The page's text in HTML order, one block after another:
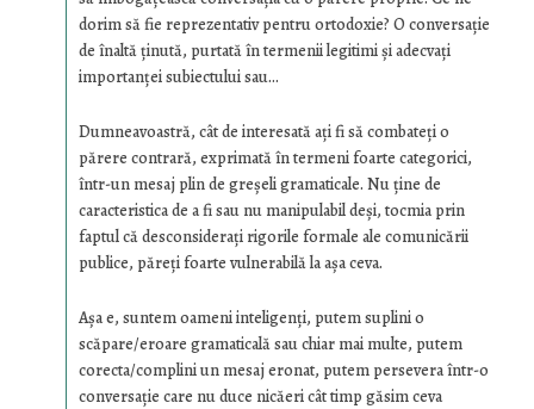
dorim să fie reprezentativ pentru ortodoxie? O conversaţie
de înaltă ţinută, purtată în termenii legitimi şi adecvaţi
importanţei subiectului sau…
Dumneavoastră, cât de interesată aţi fi să combateţi o
părere contrară, exprimată în termeni foarte categorici,
într-un mesaj plin de greşeli gramaticale. Nu ţine de
caracteristica de a fi sau nu manipulabil deşi, tocmia prin
faptul că desconsideraţi rigorile formale ale comunicării
publice, păreţi foarte vulnerabilă la aşa ceva.
Aşa e, suntem oameni inteligenţi, putem suplini o
scăpare/eroare gramaticală sau chiar mai multe, putem
corecta/complini un mesaj eronat, putem persevera într-o
conversaţie care nu duce nicăeri cât timp găsim ceva